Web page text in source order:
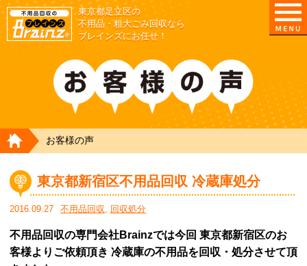
東京都足立区の
不用品・粗大ごみ回収なら
ブレインズにお任せ！
HOME
お客様の声
東京都新宿区不用品回収 冷蔵庫処分
2016.09.27 不用品回収, 回収処分
不用品回収の専門会社Brainzでは今回 東京都新宿区のお
客様よりご依頼頂き 冷蔵庫の不用品を回収・処分させて頂